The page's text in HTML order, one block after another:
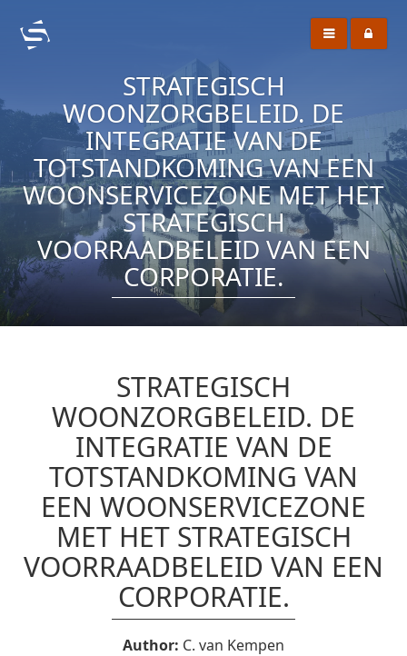
STRATEGISCH
WOONZORGBELEID. DE
INTEGRATIE VAN DE
TOTSTANDKOMING VAN EEN
WOONSERVICEZONE MET HET
STRATEGISCH
VOORRAADBELEID VAN EEN
CORPORATIE.
STRATEGISCH
WOONZORGBELEID. DE
INTEGRATIE VAN DE
TOTSTANDKOMING VAN
EEN WOONSERVICEZONE
MET HET STRATEGISCH
VOORRAADBELEID VAN EEN
CORPORATIE.
Author: C. van Kempen